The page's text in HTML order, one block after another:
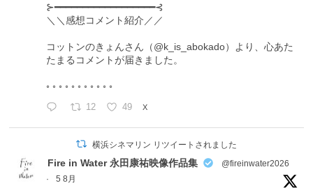
⊱━━━━━━━━━━━━━━━━━━⊰
＼＼感想コメント紹介／／
コットンのきょんさん（@k_is_abokado）より、心あた
たまるコメントが届きました。
◦ ◦ ◦ ◦ ◦ ◦ ◦ ◦ ◦ ◦ ◦
12 49 X
横浜シネマリン リツイートされました
Fire in Water 永田康祐映像作品集
@fireinwater2026
·
5 8月